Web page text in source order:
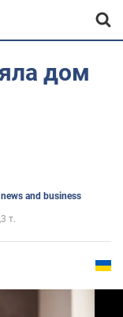
дом
and business
т.